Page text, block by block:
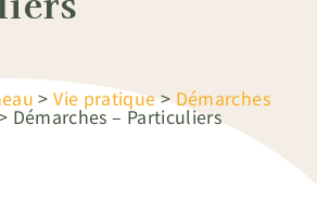
>Vie pratique>Démarches
Démarches – Particuliers